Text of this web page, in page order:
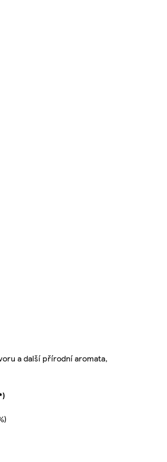
a další přírodní aromata,